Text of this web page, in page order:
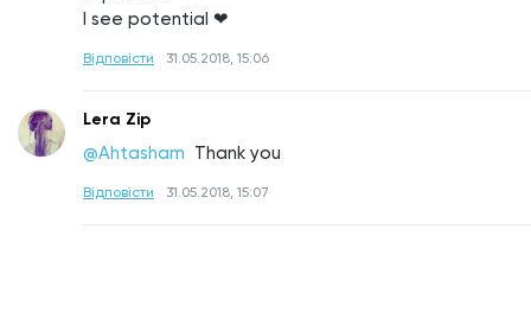
I see potential ❤
Відповісти 31.05.2018, 15:06
Lera Zip
@Ahtasham Thank you
Відповісти 31.05.2018, 15:07